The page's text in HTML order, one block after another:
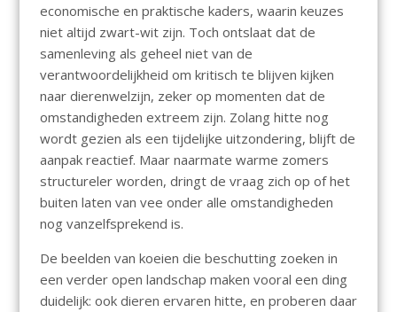
economische en praktische kaders, waarin keuzes
niet altijd zwart-wit zijn. Toch ontslaat dat de
samenleving als geheel niet van de
verantwoordelijkheid om kritisch te blijven kijken
naar dierenwelzijn, zeker op momenten dat de
omstandigheden extreem zijn. Zolang hitte nog
wordt gezien als een tijdelijke uitzondering, blijft de
aanpak reactief. Maar naarmate warme zomers
structureler worden, dringt de vraag zich op of het
buiten laten van vee onder alle omstandigheden
nog vanzelfsprekend is.
De beelden van koeien die beschutting zoeken in
een verder open landschap maken vooral een ding
duidelijk: ook dieren ervaren hitte, en proberen daar